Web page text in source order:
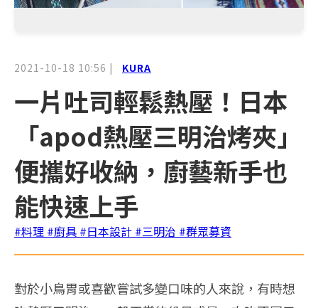
2021-10-18 10:56 | KURA
一片吐司輕鬆熱壓！日本
「apod熱壓三明治烤夾」
便攜好收納，廚藝新手也
能快速上手
#料理 #廚具 #日本設計 #三明治 #群眾募資
對於小鳥胃或喜歡嘗試多變口味的人來說，有時想